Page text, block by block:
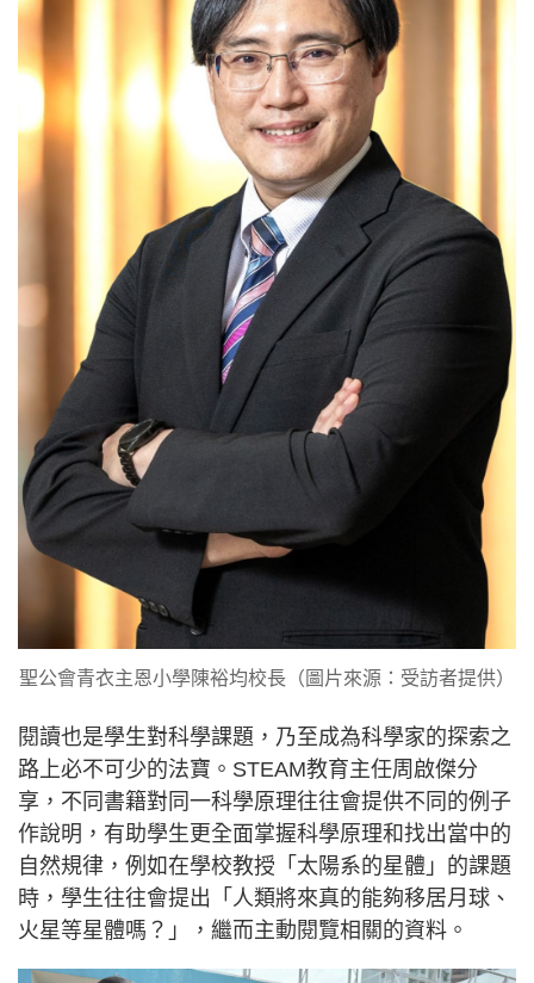
聖公會青衣主恩小學陳裕均校長（圖片來源：受訪者提供）
閱讀也是學生對科學課題，乃至成為科學家的探索之
路上必不可少的法寶。STEAM教育主任周啟傑分
享，不同書籍對同一科學原理往往會提供不同的例子
作說明，有助學生更全面掌握科學原理和找出當中的
自然規律，例如在學校教授「太陽系的星體」的課題
時，學生往往會提出「人類將來真的能夠移居月球、
火星等星體嗎？」，繼而主動閱覽相關的資料。